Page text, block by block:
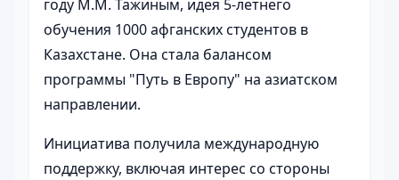
году М.М. Тажиным, идея 5-летнего
обучения 1000 афганских студентов в
Казахстане. Она стала балансом
программы "Путь в Европу" на азиатском
направлении.
Инициатива получила международную
поддержку, включая интерес со стороны